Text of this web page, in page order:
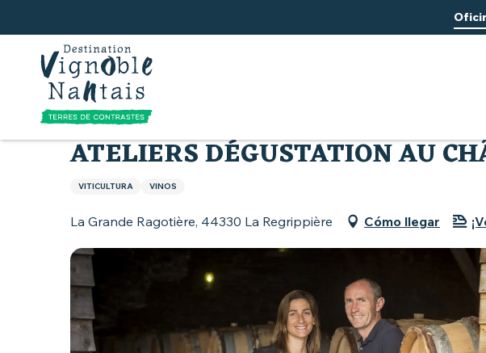
principal
Inicio
ATELIERS DÉGUSTATION AU
VITICULTURA VINOS
La Grande Ragotière, 44330 La Regrippière Cómo llegar